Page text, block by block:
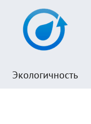
Экологичность